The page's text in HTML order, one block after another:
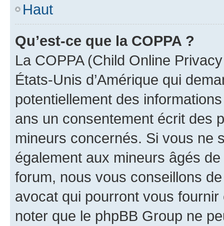
Haut
Qu’est-ce que la COPPA ?
La COPPA (Child Online
États-Unis d’Amérique qui
potentiellement des
ans un consentement écrit des
mineurs concernés. Si vous ne
également aux mineurs âgés
forum, nous vous conseillons
avocat qui pourront vous
noter que le phpBB Group ne